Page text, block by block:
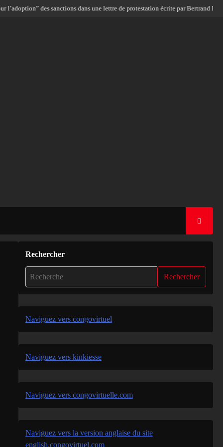
des sanctions dans une lettre de protestation écrite par Bertrand
Rechercher
Rechercher
Naviguez vers congovirtuel
Naviguez vers kinkiesse
Naviguez vers congovirtuelle.com
Naviguez vers la version anglaise du site
english.congovirtuel.com